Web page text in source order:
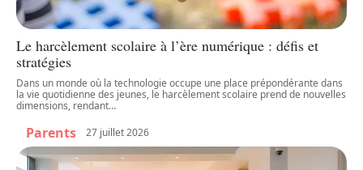
Le harcèlement scolaire à l’ère numérique : défis et
stratégies
Dans un monde où la technologie occupe une place prépondérante dans
la vie quotidienne des jeunes, le harcèlement scolaire prend de nouvelles
dimensions, rendant…
Parents 27 juillet 2026